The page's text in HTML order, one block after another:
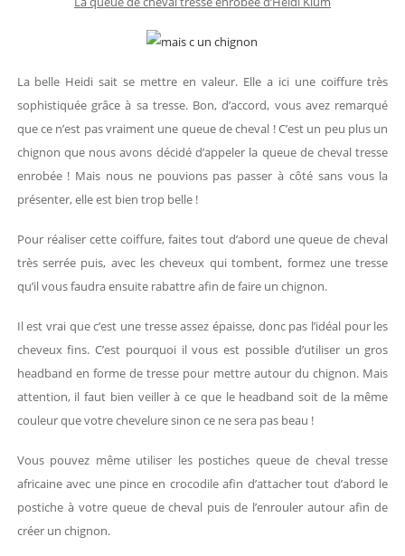
La belle Heidi sait se mettre en valeur. Elle a ici une coiffure très
sophistiquée grâce à sa tresse. Bon, d’accord, vous avez remarqué
que ce n’est pas vraiment une queue de cheval ! C’est un peu plus un
chignon que nous avons décidé d’appeler la queue de cheval tresse
enrobée ! Mais nous ne pouvions pas passer à côté sans vous la
présenter, elle est bien trop belle !
Pour réaliser cette coiffure, faites tout d’abord une queue de cheval
très serrée puis, avec les cheveux qui tombent, formez une tresse
qu’il vous faudra ensuite rabattre afin de faire un chignon.
Il est vrai que c’est une tresse assez épaisse, donc pas l’idéal pour les
cheveux fins. C’est pourquoi il vous est possible d’utiliser un gros
headband en forme de tresse pour mettre autour du chignon. Mais
attention, il faut bien veiller à ce que le headband soit de la même
couleur que votre chevelure sinon ce ne sera pas beau !
Vous pouvez même utiliser les postiches queue de cheval tresse
africaine avec une pince en crocodile afin d’attacher tout d’abord le
postiche à votre queue de cheval puis de l’enrouler autour afin de
créer un chignon.